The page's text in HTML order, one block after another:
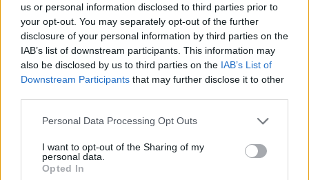
us or personal information disclosed to third parties prior to
your opt-out. You may separately opt-out of the further
disclosure of your personal information by third parties on the
IAB’s list of downstream participants. This information may
also be disclosed by us to third parties on the IAB’s List of
Downstream Participants that may further disclose it to other
Please note that this website/app uses one or more Google
not limited to your visit or usage behaviour. You may click to
grant or deny consent to Google and its third-party tags to
use your data for below specified purposes in below Google
Personal Data Processing Opt Outs
I want to opt-out of the Sharing of my
personal data.
Opted In